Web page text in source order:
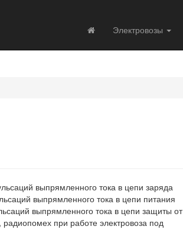
Электровозы
выпрямленного тока в цепи заряда
выпрямленного тока в цепи питания
выпрямленного тока в цепи защиты от
при работе электровоза под